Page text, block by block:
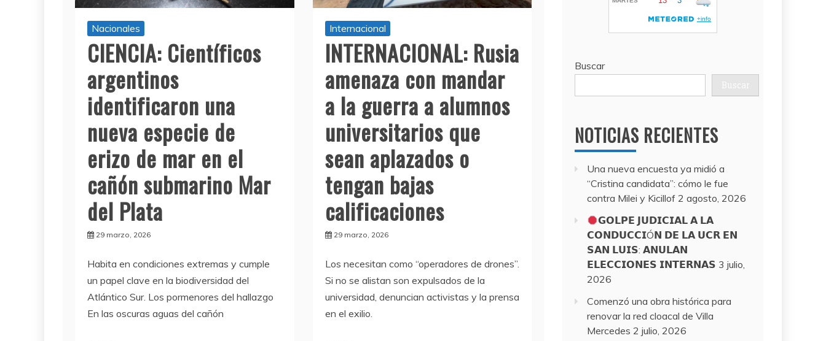
Nacionales
CIENCIA: Científicos
argentinos
identificaron una
nueva especie de
erizo de mar en el
cañón submarino Mar
del Plata
29 marzo, 2026
Habita en condiciones extremas y cumple
un papel clave en la biodiversidad del
Atlántico Sur. Los pormenores del hallazgo
En las oscuras aguas del cañón
Internacional
INTERNACIONAL: Rusia
amenaza con mandar
a la guerra a alumnos
universitarios que
sean aplazados o
tengan bajas
calificaciones
29 marzo, 2026
Los necesitan como “operadores de drones”.
Si no se alistan son expulsados de la
universidad, denuncian activistas y la prensa
en el exilio.
Buscar
Buscar
NOTICIAS RECIENTES
Una nueva encuesta ya midió a
“Cristina candidata”: cómo le fue
contra Milei y Kicillof 2 agosto, 2026
𝗚𝗢𝗟𝗣𝗘 𝗝𝗨𝗗𝗜𝗖𝗜𝗔𝗟 𝗔 𝗟𝗔
𝗖𝗢𝗡𝗗𝗨𝗖𝗖𝗜Ó𝗡 𝗗𝗘 𝗟𝗔 𝗨𝗖𝗥 𝗘𝗡
𝗦𝗔𝗡 𝗟𝗨𝗜𝗦: 𝗔𝗡𝗨𝗟𝗔𝗡
𝗘𝗟𝗘𝗖𝗖𝗜𝗢𝗡𝗘𝗦 𝗜𝗡𝗧𝗘𝗥𝗡𝗔𝗦 3 julio,
2026
Comenzó una obra histórica para
renovar la red cloacal de Villa
Mercedes 2 julio, 2026